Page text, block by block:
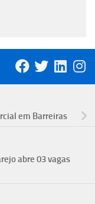
em Barreiras
abre 03 vagas